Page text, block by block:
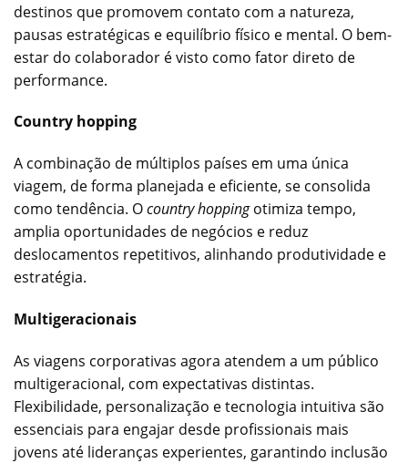
destinos que promovem contato com a natureza,
pausas estratégicas e equilíbrio físico e mental. O bem-
estar do colaborador é visto como fator direto de
performance.
Country hopping
A combinação de múltiplos países em uma única
viagem, de forma planejada e eficiente, se consolida
como tendência. Ocountry hoppingotimiza tempo,
amplia oportunidades de negócios e reduz
deslocamentos repetitivos, alinhando produtividade e
estratégia.
Multigeracionais
As viagens corporativas agora atendem a um público
multigeracional, com expectativas distintas.
Flexibilidade, personalização e tecnologia intuitiva são
essenciais para engajar desde profissionais mais
jovens até lideranças experientes, garantindo inclusão